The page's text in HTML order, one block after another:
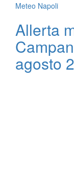
Meteo Napoli
Allerta
agosto